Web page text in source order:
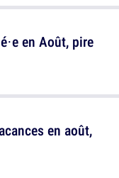
en Août, pire
en août,